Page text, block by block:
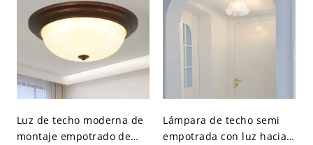
Luz de techo moderna de
montaje empotrado de
Lámpara de techo semi
empotrada con luz hacia